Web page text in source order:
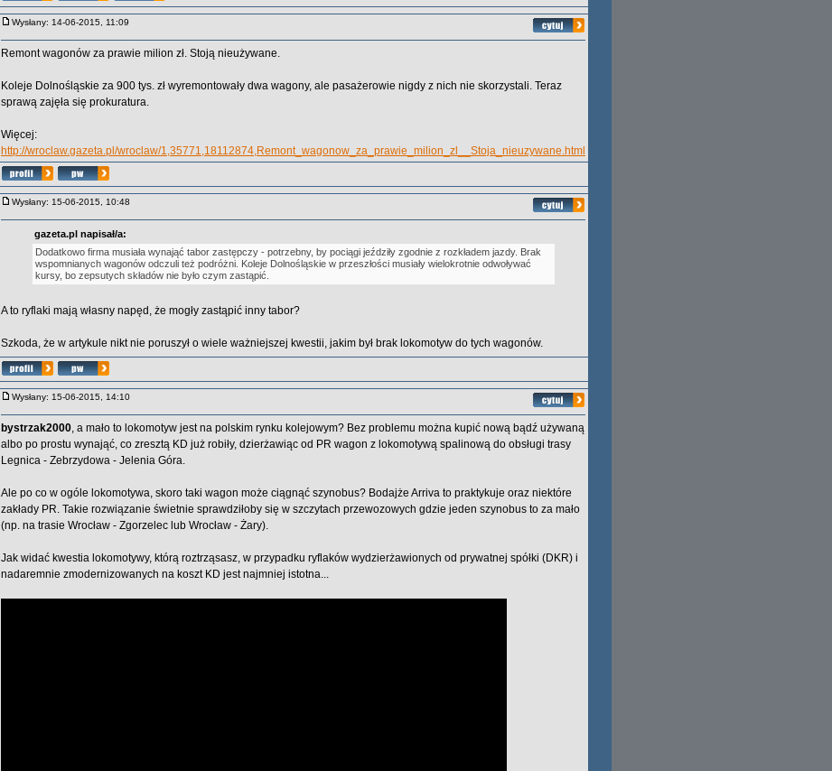
Wysłany: 14-06-2015, 11:09
Remont wagonów za prawie milion zł. Stoją nieużywane.
Koleje Dolnośląskie za 900 tys. zł wyremontowały dwa wagony, ale pasażerowie nigdy z nich nie skorzystali. Teraz
sprawą zajęła się prokuratura.
Więcej:
http://wroclaw.gazeta.pl/wroclaw/1,35771,18112874,Remont_wagonow_za_prawie_milion_zl__Stoja_nieuzywane.html
Wysłany: 15-06-2015, 10:48
gazeta.pl napisał/a:
Dodatkowo firma musiała wynająć tabor zastępczy - potrzebny, by pociągi jeździły zgodnie z rozkładem jazdy. Brak
wspomnianych wagonów odczuli też podróżni. Koleje Dolnośląskie w przeszłości musiały wielokrotnie odwoływać
kursy, bo zepsutych składów nie było czym zastąpić.
A to ryflaki mają własny napęd, że mogły zastąpić inny tabor?
Szkoda, że w artykule nikt nie poruszył o wiele ważniejszej kwestii, jakim był brak lokomotyw do tych wagonów.
Wysłany: 15-06-2015, 14:10
bystrzak2000, a mało to lokomotyw jest na polskim rynku kolejowym? Bez problemu można kupić nową bądź używaną
albo po prostu wynająć, co zresztą KD już robiły, dzierżawiąc od PR wagon z lokomotywą spalinową do obsługi trasy
Legnica - Zebrzydowa - Jelenia Góra.
Ale po co w ogóle lokomotywa, skoro taki wagon może ciągnąć szynobus? Bodajże Arriva to praktykuje oraz niektóre
zakłady PR. Takie rozwiązanie świetnie sprawdziłoby się w szczytach przewozowych gdzie jeden szynobus to za mało
(np. na trasie Wrocław - Zgorzelec lub Wrocław - Żary).
Jak widać kwestia lokomotywy, którą roztrząsasz, w przypadku ryflaków wydzierżawionych od prywatnej spółki (DKR) i
nadaremnie zmodernizowanych na koszt KD jest najmniej istotna...